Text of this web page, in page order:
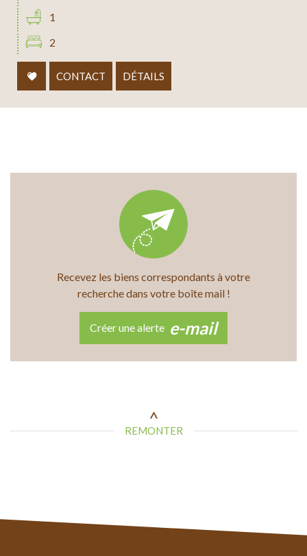
1
2
CONTACT DÉTAILS
Recevez les biens correspondants à votre
recherche dans votre boîte mail !
Créer une alerte e-mail
REMONTER